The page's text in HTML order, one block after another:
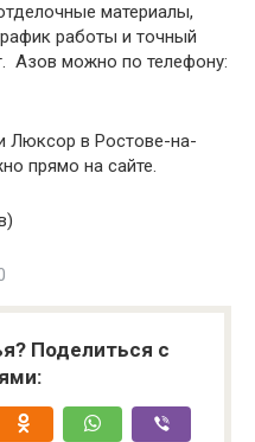
материалы,
работы и точный
Азов можно по телефону:
Люксор в Ростове-на-
прямо на сайте.
Поделиться с